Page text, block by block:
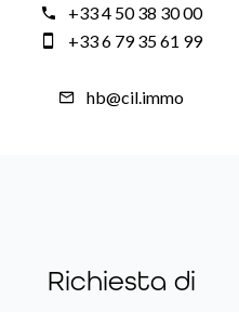
+33 4 50 38 30 00
+33 6 79 35 61 99
hb@cil.immo
Richiesta di